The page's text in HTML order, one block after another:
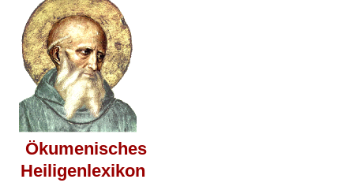
Ökumenisches
Heiligenlexikon